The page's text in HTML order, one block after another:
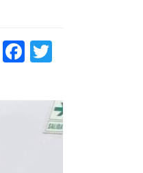
Facebook